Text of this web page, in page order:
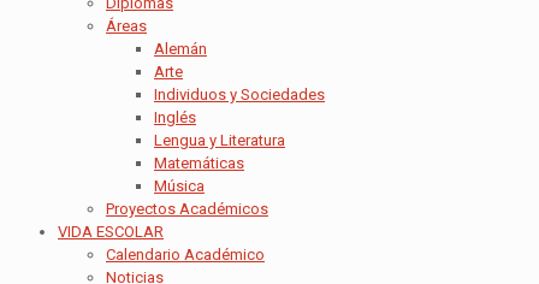
Áreas
Alemán
Arte
Individuos y Sociedades
Inglés
Lengua y Literatura
Matemáticas
Música
Proyectos Académicos
VIDA ESCOLAR
Calendario Académico
Noticias